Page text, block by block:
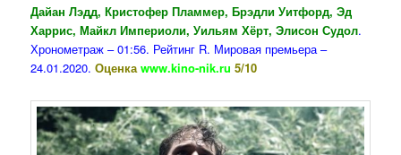
Дайан Лэдд, Кристофер Пламмер, Брэдли Уитфорд, Эд
Харрис, Майкл Империоли, Уильям Хёрт, Элисон Судол.
Хронометраж – 01:56. Рейтинг R. Мировая премьера –
24.01.2020.Оценкаwww.kino-nik.ru 5/10